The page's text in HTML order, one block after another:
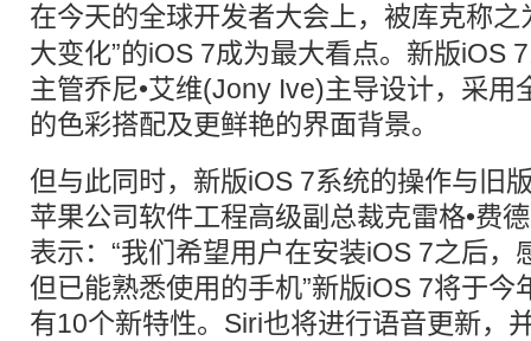
在今天的全球开发者大会上，被库克称之
大变化”的iOS 7成为最大看点。新版iOS
主管乔尼•艾维(Jony Ive)主导设计，采用
的色彩搭配及更鲜艳的界面背景。
但与此同时，新版iOS 7系统的操作与旧
苹果公司软件工程高级副总裁克雷格•费
表示：“我们希望用户在安装iOS 7之后，
但已能熟悉使用的手机”新版iOS 7将于今
有10个新特性。Siri也将进行语音更新，